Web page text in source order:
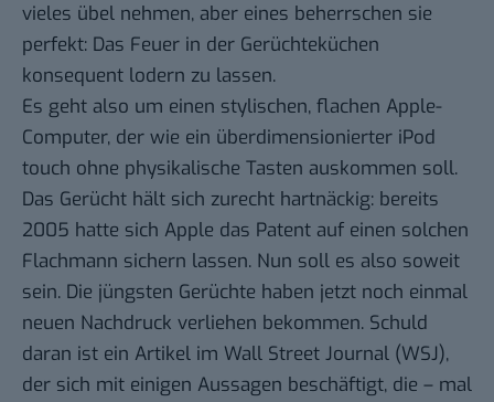
vieles übel nehmen, aber eines beherrschen sie
perfekt: Das Feuer in der Gerüchteküchen
konsequent lodern zu lassen.
Es geht also um einen stylischen, flachen Apple-
Computer, der wie ein überdimensionierter iPod
touch ohne physikalische Tasten auskommen soll.
Das Gerücht hält sich zurecht hartnäckig: bereits
2005 hatte sich Apple das Patent auf einen solchen
Flachmann sichern lassen. Nun soll es also soweit
sein. Die jüngsten Gerüchte haben jetzt noch einmal
neuen Nachdruck verliehen bekommen. Schuld
daran ist ein Artikel im Wall Street Journal (WSJ),
der sich mit einigen Aussagen beschäftigt, die – mal